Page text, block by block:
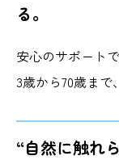
る。
安心のサポート
3歳から70歳まで
“自然に触れ